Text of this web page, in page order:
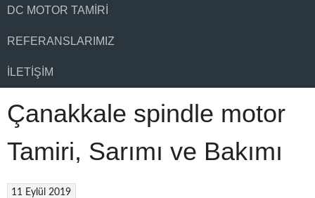
DC MOTOR TAMIRI
REFERANSLARIMIZ
İLETIŞIM
Çanakkale spindle motor
Tamiri, Sarımı ve Bakımı
11 Eylül 2019